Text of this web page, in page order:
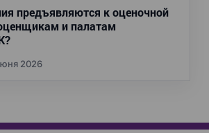
предъявляются к оценочной
и палатам
2026